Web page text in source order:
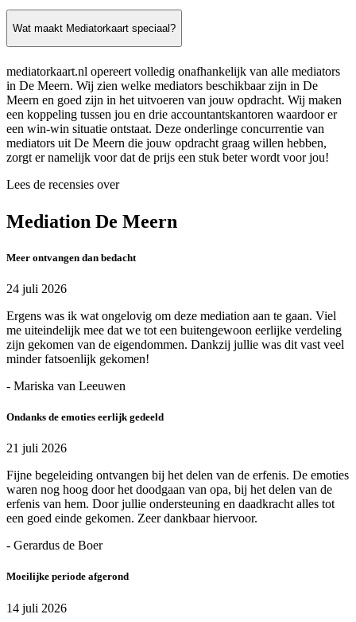
Wat maakt Mediatorkaart speciaal?
mediatorkaart.nl opereert volledig onafhankelijk van alle mediators
in De Meern. Wij zien welke mediators beschikbaar zijn in De
Meern en goed zijn in het uitvoeren van jouw opdracht. Wij maken
een koppeling tussen jou en drie accountantskantoren waardoor er
een win-win situatie ontstaat. Deze onderlinge concurrentie van
mediators uit De Meern die jouw opdracht graag willen hebben,
zorgt er namelijk voor dat de prijs een stuk beter wordt voor jou!
Lees de recensies over
Mediation De Meern
Meer ontvangen dan bedacht
24 juli 2026
Ergens was ik wat ongelovig om deze mediation aan te gaan. Viel
me uiteindelijk mee dat we tot een buitengewoon eerlijke verdeling
zijn gekomen van de eigendommen. Dankzij jullie was dit vast veel
minder fatsoenlijk gekomen!
- Mariska van Leeuwen
Ondanks de emoties eerlijk gedeeld
21 juli 2026
Fijne begeleiding ontvangen bij het delen van de erfenis. De emoties
waren nog hoog door het doodgaan van opa, bij het delen van de
erfenis van hem. Door jullie ondersteuning en daadkracht alles tot
een goed einde gekomen. Zeer dankbaar hiervoor.
- Gerardus de Boer
Moeilijke periode afgerond
14 juli 2026